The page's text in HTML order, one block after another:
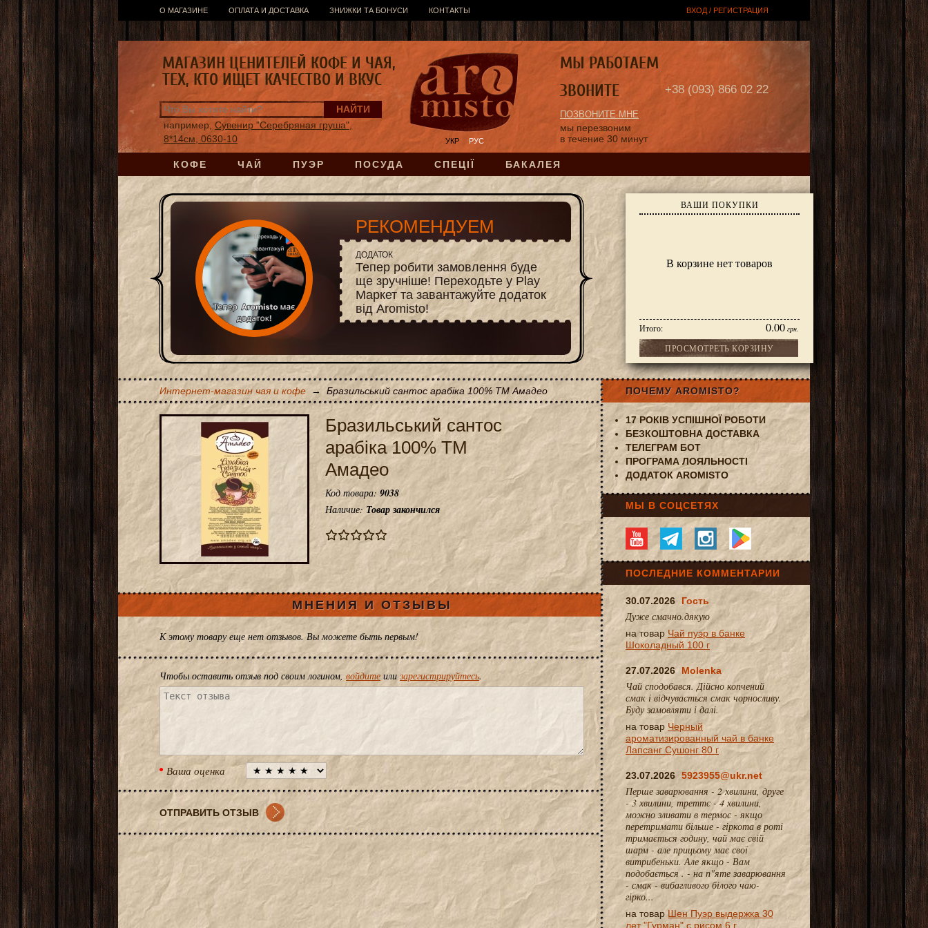
О МАГАЗИНЕ ОПЛАТА И ДОСТАВКА ЗНИЖКИ ТА БОНУСИ КОНТАКТЫ ВХОД / РЕГИСТРАЦИЯ
КОФЕ ЧАЙ ПУЭР ПОСУДА СПЕЦІЇ БАКАЛЕЯ
УКР РУС
например, Сувенир "Серебряная груша",
8*14см, 0630-10
ВАШИ ПОКУПКИ
В корзине нет товаров
Итого: 0.00 грн.
ПРОСМОТРЕТЬ КОРЗИНУ
+38 (093) 866 02 22
ПОЗВОНИТЕ МНЕ
мы перезвоним
в течение 30 минут
МАГАЗИН ЦЕНИТЕЛЕЙ КОФЕ И ЧАЯ,
ТЕХ, КТО ИЩЕТ КАЧЕСТВО И ВКУС
МЫ РАБОТАЕМ
ЗВОНИТЕ
РЕКОМЕНДУЕМ
ДОДАТОК
Тепер робити замовлення буде
ще зручніше! Переходьте у Play
Маркет та завантажуйте додаток
від Aromisto!
Интернет-магазин чая и кофе → Бразильський сантос арабіка 100% ТМ Амадео
Бразильський сантос
арабіка 100% ТМ
Амадео
Код товара: 9038
Наличие: Товар закончился
МНЕНИЯ И ОТЗЫВЫ
К этому товару еще нет отзывов. Вы можете быть первым!
Чтобы оставить отзыв под своим логином, войдите или зарегистрируйтесь.
Ваша оценка
ПОЧЕМУ AROMISTO?
17 РОКІВ УСПІШНОЇ РОБОТИ
БЕЗКОШТОВНА ДОСТАВКА
ТЕЛЕГРАМ БОТ
ПРОГРАМА ЛОЯЛЬНОСТІ
ДОДАТОК AROMISTO
МЫ В СОЦСЕТЯХ
ПОСЛЕДНИЕ КОММЕНТАРИИ
30.07.2026 Гость
Дуже смачно.дякую
на товар Чай пуэр в банке
Шоколадный 100 г
27.07.2026 Molenka
Чай сподобався. Дійсно копчений
смак і відчувається смак чорносливу.
Буду замовляти і далі.
на товар Черный
ароматизированный чай в банке
Лапсанг Сушонг 80 г
23.07.2026 5923955@ukr.net
Перше заварювання - 2 хвилини, друге
- 3 хвилини, треттє - 4 хвилини,
можно зливати в термос - якщо
перетримати більше - гіркота в роті
тримається годину, чай має свій
шарм - але прицьому має свої
витрибеньки. Але якщо - Вам
подобається . - на п"яте заварювання
- смак - вибагливого білого чаю-
гірко...
на товар Шен Пуэр выдержка 30
лет "Гурман" с рисом 6 г